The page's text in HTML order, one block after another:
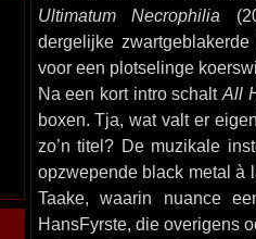
Ultimatum Necrophilia
dergelijke
voor een plotselinge
Na een kort intro schaltAll
boxen. Tja, wat valt er
zo’n titel? De muzikale
opzwepende black metal à
Taake, waarin nuance
HansFyrste, die overigens